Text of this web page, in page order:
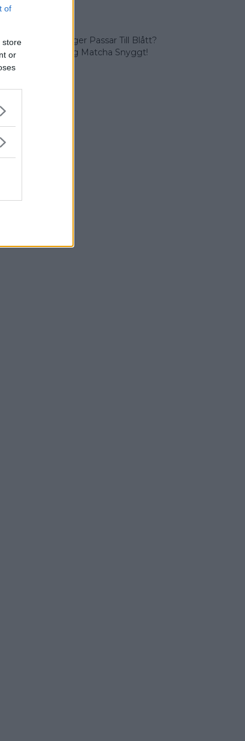
of
store
or
Vilka Färger Passar Till Blått?
Vi Lär Dig Matcha Snyggt!